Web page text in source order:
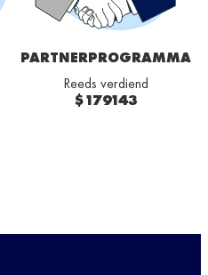
PARTNERPROGRAMMA
Reeds verdiend
$179143